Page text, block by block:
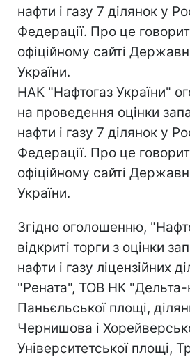
нафти і газу 7 ділянок у
Федерації. Про це
офіційному сайті
України.
НАК "Нафтогаз України"
на проведення оцінки
нафти і газу 7 ділянок у
Федерації. Про це
офіційному сайті
України.
Згідно оголошенню,
відкриті торги з оцінки
нафти і газу ліцензійних
"Рената", ТОВ НК
Паньєльської площі,
Чернишова і
Університетської площі,